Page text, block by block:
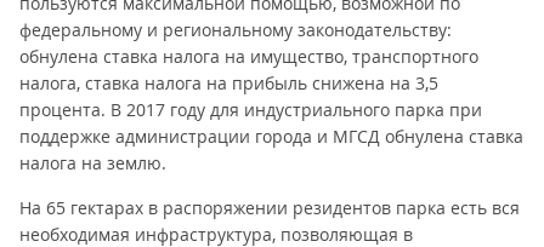
федеральному и региональному законодательству:
обнулена ставка налога на имущество, транспортного
налога, ставка налога на прибыль снижена на 3,5
процента. В 2017 году для индустриального парка при
поддержке администрации города и МГСД обнулена ставка
налога на землю.
На 65 гектарах в распоряжении резидентов парка есть вся
необходимая инфраструктура, позволяющая в